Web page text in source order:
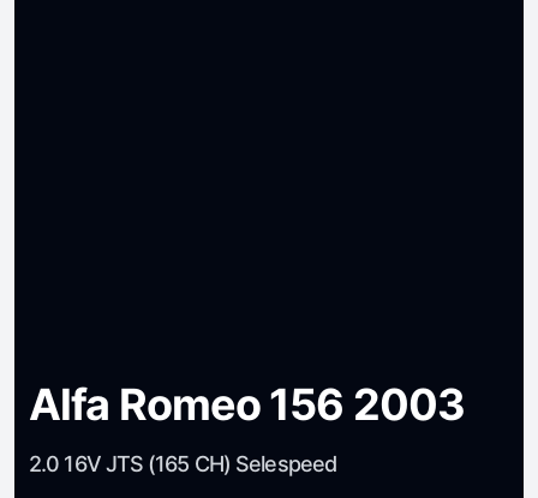
Alfa Romeo 156 2003
2.0 16V JTS (165 CH) Selespeed